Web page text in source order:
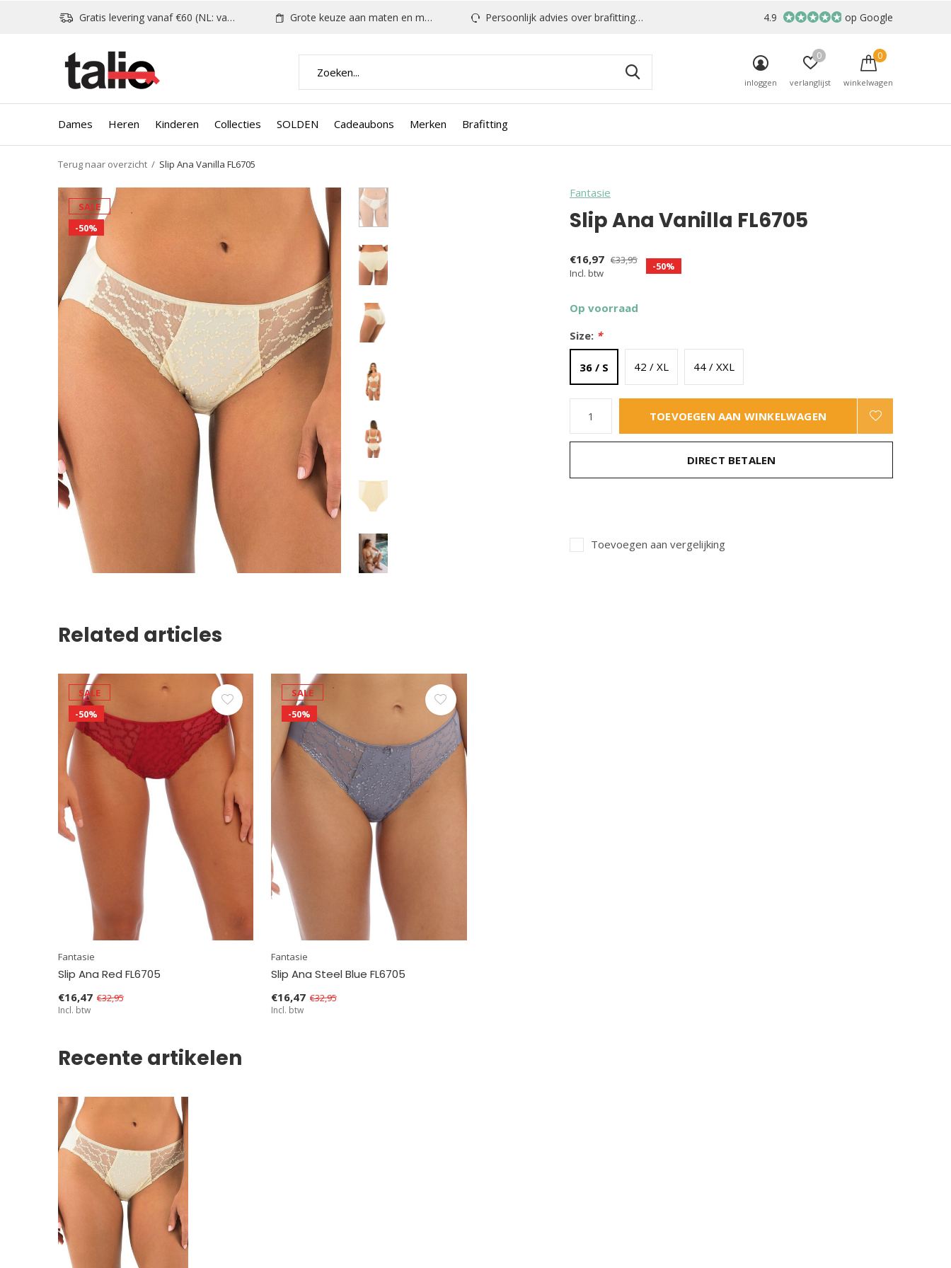
Dames Heren Kinderen Collecties SOLDEN Cadeaubons Merken Brafitting
inloggen verlanglijst
0
winkelwagen
0
Gratis levering vanaf €60 (NL: vanaf €80) Grote keuze aan maten en modellen Persoonlijk advies over brafitting & meer 4.9 op Google
Terug naar overzicht Slip Ana Vanilla FL6705
SALE
-50%
Fantasie
Slip Ana Vanilla FL6705
€16,97 €33,95
Incl. btw
-50%
Op voorraad
Size: *
36 / S 42 / XL 44 / XXL
TOEVOEGEN AAN WINKELWAGEN
DIRECT BETALEN
Toevoegen aan vergelijking
Related articles
SALE
-50%
Fantasie
Slip Ana Red FL6705
€16,47 €32,95
Incl. btw
SALE
-50%
Fantasie
Slip Ana Steel Blue FL6705
€16,47 €32,95
Incl. btw
Recente artikelen